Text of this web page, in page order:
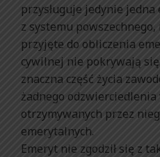
przysługuje jedynie
z systemu
przyjęte do obliczenia
cywilnej nie pokrywają
znaczna część życia
żadnego odzwierciedlenia
otrzymywanych przez
emerytalnych.
Emeryt nie zgodził się z